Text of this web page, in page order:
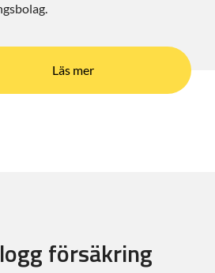
Läs mer
försäkring